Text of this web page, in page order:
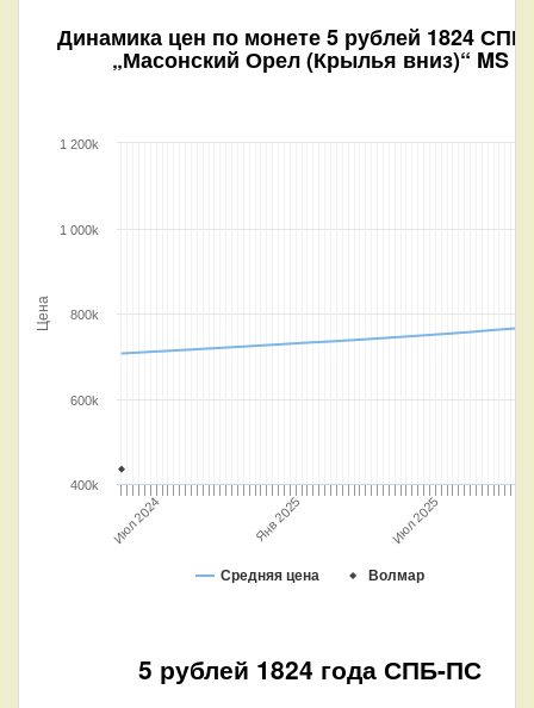
Динамика цен по монете5 рублей 1824
„Масонский Орел (Крылья вниз)“ MS
Цена
Средняя цена Волмар
Янв 2025
Июл 2024 Июл 2025
400k
600k
800k
1 000k
1 200k
5 рублей 1824 года СПБ-ПС